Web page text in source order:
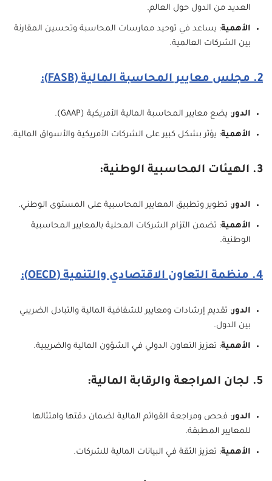
العديد من الدول حول العالم.
الأهمية: يساعد في توحيد ممارسات المحاسبة وتحسين المقارنة
بين الشركات العالمية.
2. مجلس معايير المحاسبة المالية (FASB):
الدور: يضع معايير المحاسبة المالية الأمريكية (GAAP).
الأهمية: يؤثر بشكل كبير على الشركات الأمريكية والأسواق المالية.
3. الهيئات المحاسبية الوطنية:
الدور: تطوير وتطبيق المعايير المحاسبية على المستوى الوطني.
الأهمية: تضمن التزام الشركات المحلية بالمعايير المحاسبية
الوطنية.
4. منظمة التعاون الاقتصادي والتنمية (OECD):
الدور: تقديم إرشادات ومعايير للشفافية المالية والتبادل الضريبي
بين الدول.
الأهمية: تعزيز التعاون الدولي في الشؤون المالية والضريبية.
5. لجان المراجعة والرقابة المالية:
الدور: فحص ومراجعة القوائم المالية لضمان دقتها وامتثالها
للمعايير المطبقة.
الأهمية: تعزيز الثقة في البيانات المالية للشركات.